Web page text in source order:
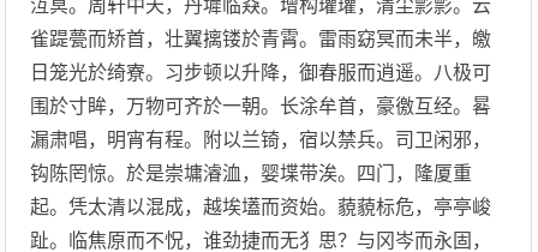
沍冥。周轩中天，丹墀临猋。增构瓘瓘，清尘彯彯。云
雀踶甍而矫首，壮翼摛镂於青霄。雷雨窈冥而未半，皦
日笼光於绮寮。习步顿以升降，御春服而逍遥。八极可
围於寸眸，万物可齐於一朝。长涂牟首，豪徼互经。晷
漏肃唱，明宵有程。附以兰锜，宿以禁兵。司卫闲邪，
钩陈罔惊。於是崇墉濬洫，婴堞带涘。四门，隆厦重
起。凭太清以混成，越埃壒而资始。藐藐标危，亭亭峻
趾。临焦原而不怳，谁劲捷而无犭思？与冈岑而永固，